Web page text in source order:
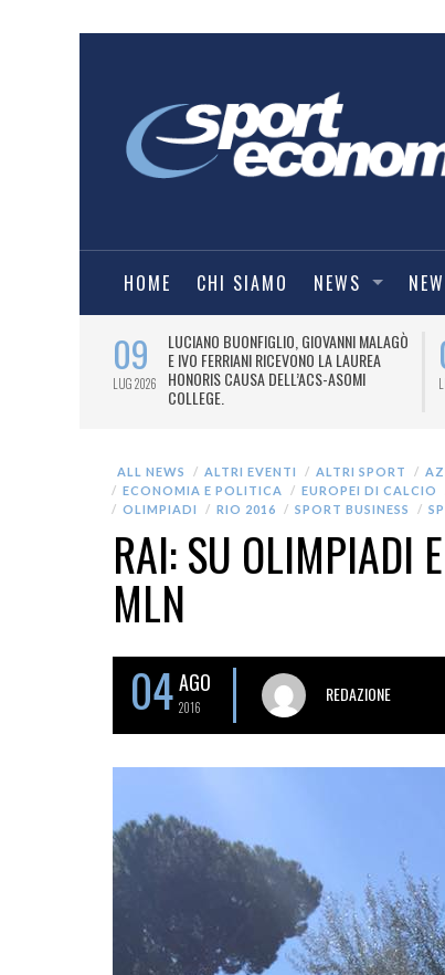
HOME CHI SIAMO NEWS
09
LUG 2026
LUCIANO BUONFIGLIO, GIOVANNI MALAGÒ
E IVO FERRIANI RICEVONO LA LAUREA
HONORIS CAUSA DELL’ACS-ASOMI
COLLEGE.
ALL NEWS ALTRI EVENTI ALTRI SPORT
ECONOMIA E POLITICA
EUROPEI DI CALCIO
OLIMPIADI
RIO 2016 SPORT BUSINESS
RAI: SU OLIMPIADI
MLN
04 AGO
2016
REDAZIONE